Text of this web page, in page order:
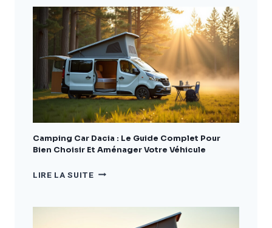
Camping Car Dacia : Le Guide Complet Pour
Bien Choisir Et Aménager Votre Véhicule
LIRE LA SUITECAMPING
: